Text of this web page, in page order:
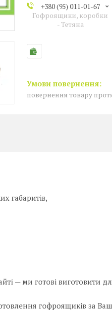
+380 (95) 011-01-67
Гофроящики, коробки
- Тетяна
повернення товару
габаритів,
— ми готові виготовити
гофроящиків за